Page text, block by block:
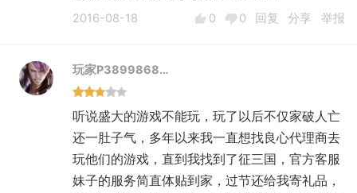
2016-08-18 0 0 回复 分享 举报
玩家P3899868…
听说盛大的游戏不能玩，玩了以后不仅家破人亡
还一肚子气，多年以来我一直想找良心代理商去
玩他们的游戏，直到我找到了征三国，官方客服
妹子的服务简直体贴到家，过节还给我寄礼品，